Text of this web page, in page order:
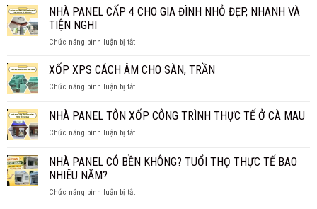
TIẾT
BÁO
NHẤT
NÊN
PANEL
NHIỆT
TRẦN
THỐNG?
NHÀ PANEL CẤP 4 CHO GIA ĐÌNH NHỎ ĐẸP, NHANH VÀ
TIỆN NGHI
Chức năng bình luận bị tắtở
PANEL
4
GIA
NHỎ
NHANH
NGHI
XỐP XPS CÁCH ÂM CHO SÀN, TRẦN
Chức năng bình luận bị tắtở
XPS
CÁCH
ÂM
SÀN,
NHÀ PANEL TÔN XỐP CÔNG TRÌNH THỰC TẾ Ở CÀ MAU
Chức năng bình luận bị tắtở
PANEL
TÔN
CÔNG
NHÀ PANEL CÓ BỀN KHÔNG? TUỔI THỌ THỰC TẾ BAO
NHIÊU NĂM?
Chức năng bình luận bị tắtở